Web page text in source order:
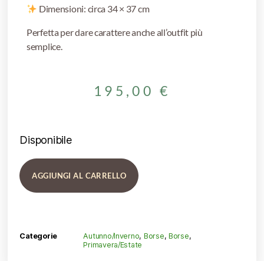
Dimensioni: circa 34 × 37 cm
Perfetta per dare carattere anche all’outfit più
semplice.
195,00 €
Disponibile
AGGIUNGI AL CARRELLO
Categorie Autunno/Inverno, Borse, Borse,
Primavera/Estate